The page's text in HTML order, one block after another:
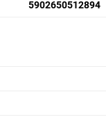
5902650512894